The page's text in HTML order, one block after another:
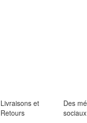
Livraisons et
Retours
Des
sociaux